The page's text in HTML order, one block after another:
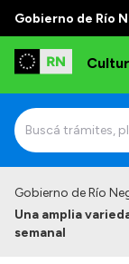
Gobierno de Río
Institucional
Gobierno de Río
Una amplia
semanal